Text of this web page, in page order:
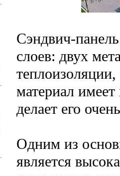
Сэндвич-
слоев: двух
материал
делает его
Одним из
является